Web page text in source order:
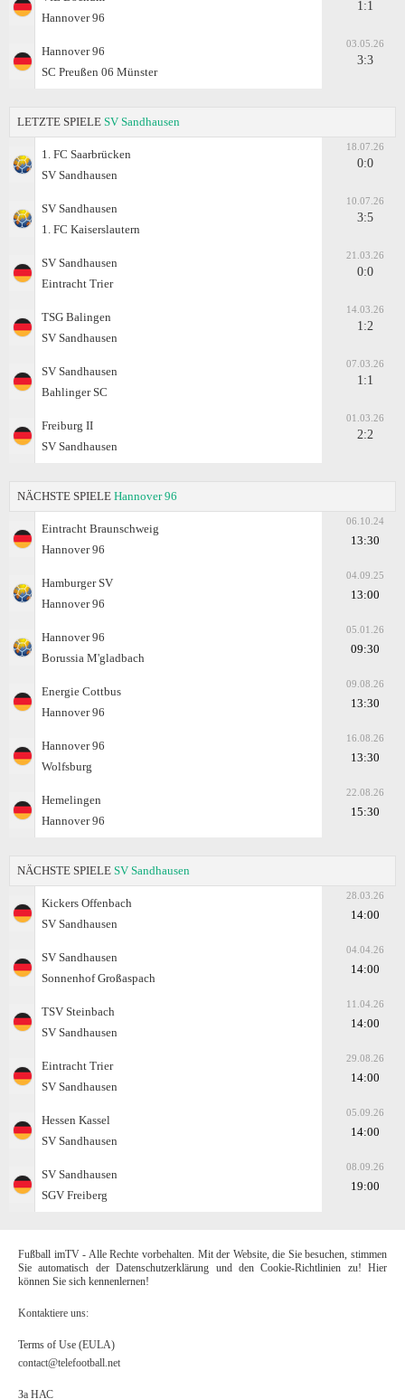
Hannover 96
1:1
Hannover 96
SC Preußen 06 Münster
03.05.26
3:3
LETZTE SPIELE SV Sandhausen
1. FC Saarbrücken
SV Sandhausen
18.07.26
0:0
SV Sandhausen
1. FC Kaiserslautern
10.07.26
3:5
SV Sandhausen
Eintracht Trier
21.03.26
0:0
TSG Balingen
SV Sandhausen
14.03.26
1:2
SV Sandhausen
Bahlinger SC
07.03.26
1:1
Freiburg II
SV Sandhausen
01.03.26
2:2
NÄCHSTE SPIELE Hannover 96
Eintracht Braunschweig
Hannover 96
06.10.24
13:30
Hamburger SV
Hannover 96
04.09.25
13:00
Hannover 96
Borussia M'gladbach
05.01.26
09:30
Energie Cottbus
Hannover 96
09.08.26
13:30
Hannover 96
Wolfsburg
16.08.26
13:30
Hemelingen
Hannover 96
22.08.26
15:30
NÄCHSTE SPIELE SV Sandhausen
Kickers Offenbach
SV Sandhausen
28.03.26
14:00
SV Sandhausen
Sonnenhof Großaspach
04.04.26
14:00
TSV Steinbach
SV Sandhausen
11.04.26
14:00
Eintracht Trier
SV Sandhausen
29.08.26
14:00
Hessen Kassel
SV Sandhausen
05.09.26
14:00
SV Sandhausen
SGV Freiberg
08.09.26
19:00
Fußball imTV - Alle Rechte vorbehalten. Mit der Website, die Sie besuchen, stimmen
Sie automatisch der Datenschutzerklärung und den Cookie-Richtlinien zu! Hier
können Sie sich kennenlernen!
Kontaktiere uns:
Terms of Use (EULA)
contact@telefootball.net
За НАС